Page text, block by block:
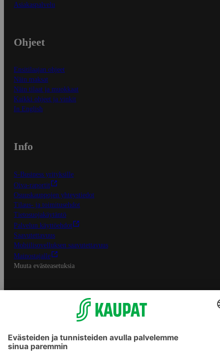
Asiakaspalvelu
Ohjeet
Ensitilaajan ohjeet
Näin maksat
Näin tilaat ja muokkaat
Kaikki ohjeet ja vinkit
In English
Info
S-Business yrityksille
Oiva-raportit
Osuuskauppojen yhteystiedot
Tilaus- ja toimitusehdot
Tietosuojakäytäntö
Palvelun käyttöehdot
Saavutettavuus
Mobiilisovelluksen saavutettavuus
Mainostajalle
Muuta evästeasetuksia
S-ryhmän palvelut
Asiakasomistajuus
Yhteishyvä Ruoka -sovellus